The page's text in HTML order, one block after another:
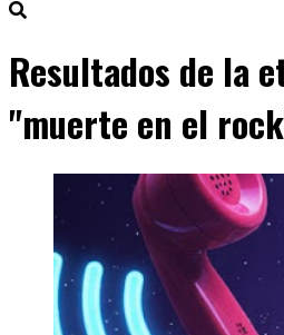
Resultados de la
"muerte en el